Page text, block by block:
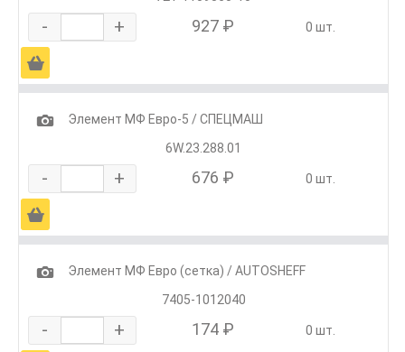
- + 927 ₽ 0 шт.
Ä
1
Элемент МФ Евро-5 / СПЕЦМАШ
6W.23.288.01
- + 676 ₽ 0 шт.
Ä
1
Элемент МФ Евро (сетка) / AUTOSHEFF
7405-1012040
- + 174 ₽ 0 шт.